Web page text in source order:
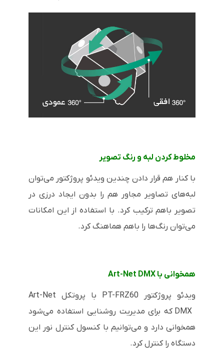
مخلوط کردن لبه و رنگ تصویر
با کنار هم قرار دادن چندین ویدئو پروژکتور می‌توان
لبه‌های تصاویر مجاور هم را بدون ایجاد درزی در
تصویر باهم ترکیب کرد. با استفاده از این امکانات
می‌توان رنگ‌ها را باهم هماهنگ کرد.
همخوانی با Art-Net DMX
ویدئو پروژکتور PT-FRZ60 با پروتکل Art-Net
DMX که برای مدیریت روشنایی استفاده می‌شود
همخوانی دارد و می‌توانیم با کنسول کنترل نور این
دستگاه را کنترل کرد.